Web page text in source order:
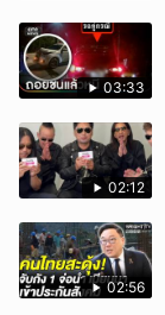
03:33
02:12
02:56